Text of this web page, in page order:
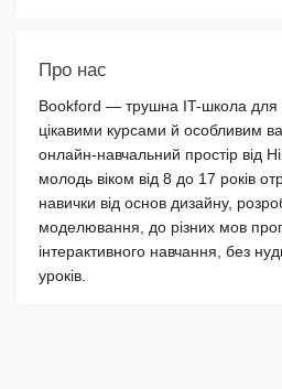
Про нас
Bookford — трушна IT-школа для
цікавими курсами й особливим
онлайн-навчальний простір від
молодь віком від 8 до 17 років
навички від основ дизайну,
моделювання, до різних мов
інтерактивного навчання, без
уроків.